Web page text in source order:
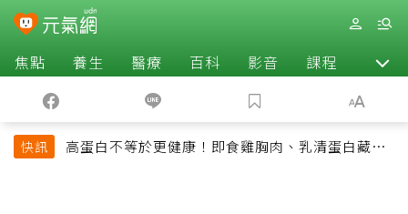
焦點 養生 醫療 百科 影音 課程 退休
快訊
高蛋白不等於更健康！即食雞胸肉、乳清蛋白藏陷